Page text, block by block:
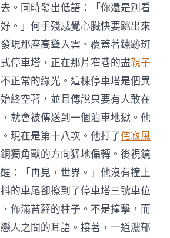
。同時發出低語：「你還是別看
。」何手殘感覺心臟快要跳出來
現那座高聳入雲、覆蓋著鏽跡斑
停車塔，正在那片窄巷的盡親子
正常的綠光。這棟停車塔是個異
終空著，並且傳說只要有人敢在
就會被傳送到一個泊車地獄。他
現在是第十八次。他打了侘寂風
獨角獸的方向猛地偏轉。後視鏡
：「再見，世界。」他沒有撞上
的車尾卻擦到了停車塔三號車位
佈滿苔蘚的柱子。不是撞擊，而
人之間的耳語。接著，一道濃郁